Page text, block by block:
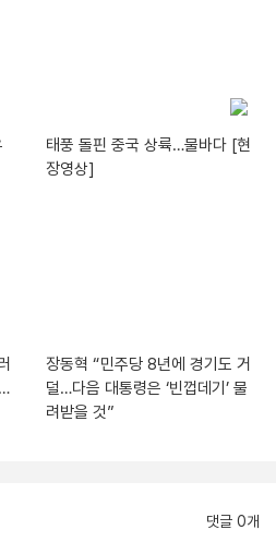
태풍 돌핀 중국 상륙…물바다 [현
장영상]
장동혁 “민주당 8년에 경기도 거
덜…다음 대통령은 ‘빈껍데기’ 물
려받을 것”
댓글 0개